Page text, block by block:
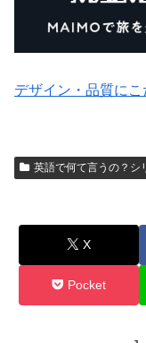
デザイン・品質に
英語で何て言うの？シ
X
Pocket